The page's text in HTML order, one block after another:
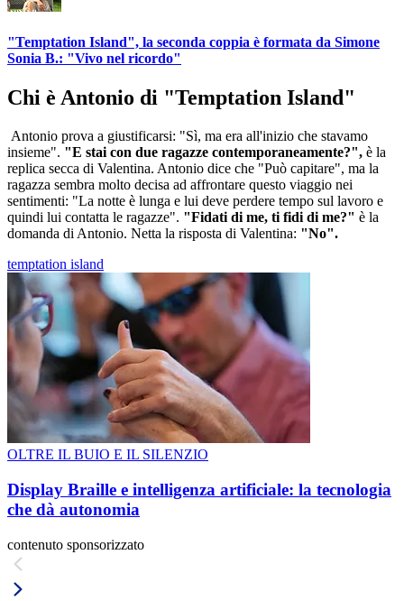
"Temptation Island", la seconda coppia è formata da Simone
Sonia B.: "Vivo nel ricordo"
Chi è Antonio di "Temptation Island"
Antonio prova a giustificarsi: "Sì, ma era all'inizio che stavamo
insieme". "E stai con due ragazze contemporaneamente?", è la
replica secca di Valentina. Antonio dice che "Può capitare", ma la
ragazza sembra molto decisa ad affrontare questo viaggio nei
sentimenti: "La notte è lunga e lui deve perdere tempo sul lavoro e
quindi lui contatta le ragazze". "Fidati di me, ti fidi di me?" è la
domanda di Antonio. Netta la risposta di Valentina: "No".
temptation island
OLTRE IL BUIO E IL SILENZIO
Display Braille e intelligenza artificiale: la tecnologia
che dà autonomia
contenuto sponsorizzato